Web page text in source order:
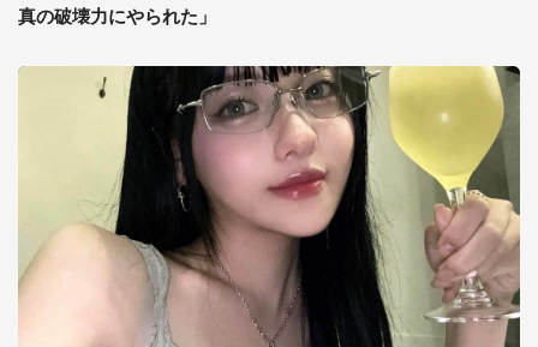
真の破壊力にやられた」